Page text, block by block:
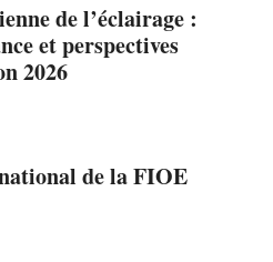
de l’éclairage :
et perspectives
2026
de la FIOE